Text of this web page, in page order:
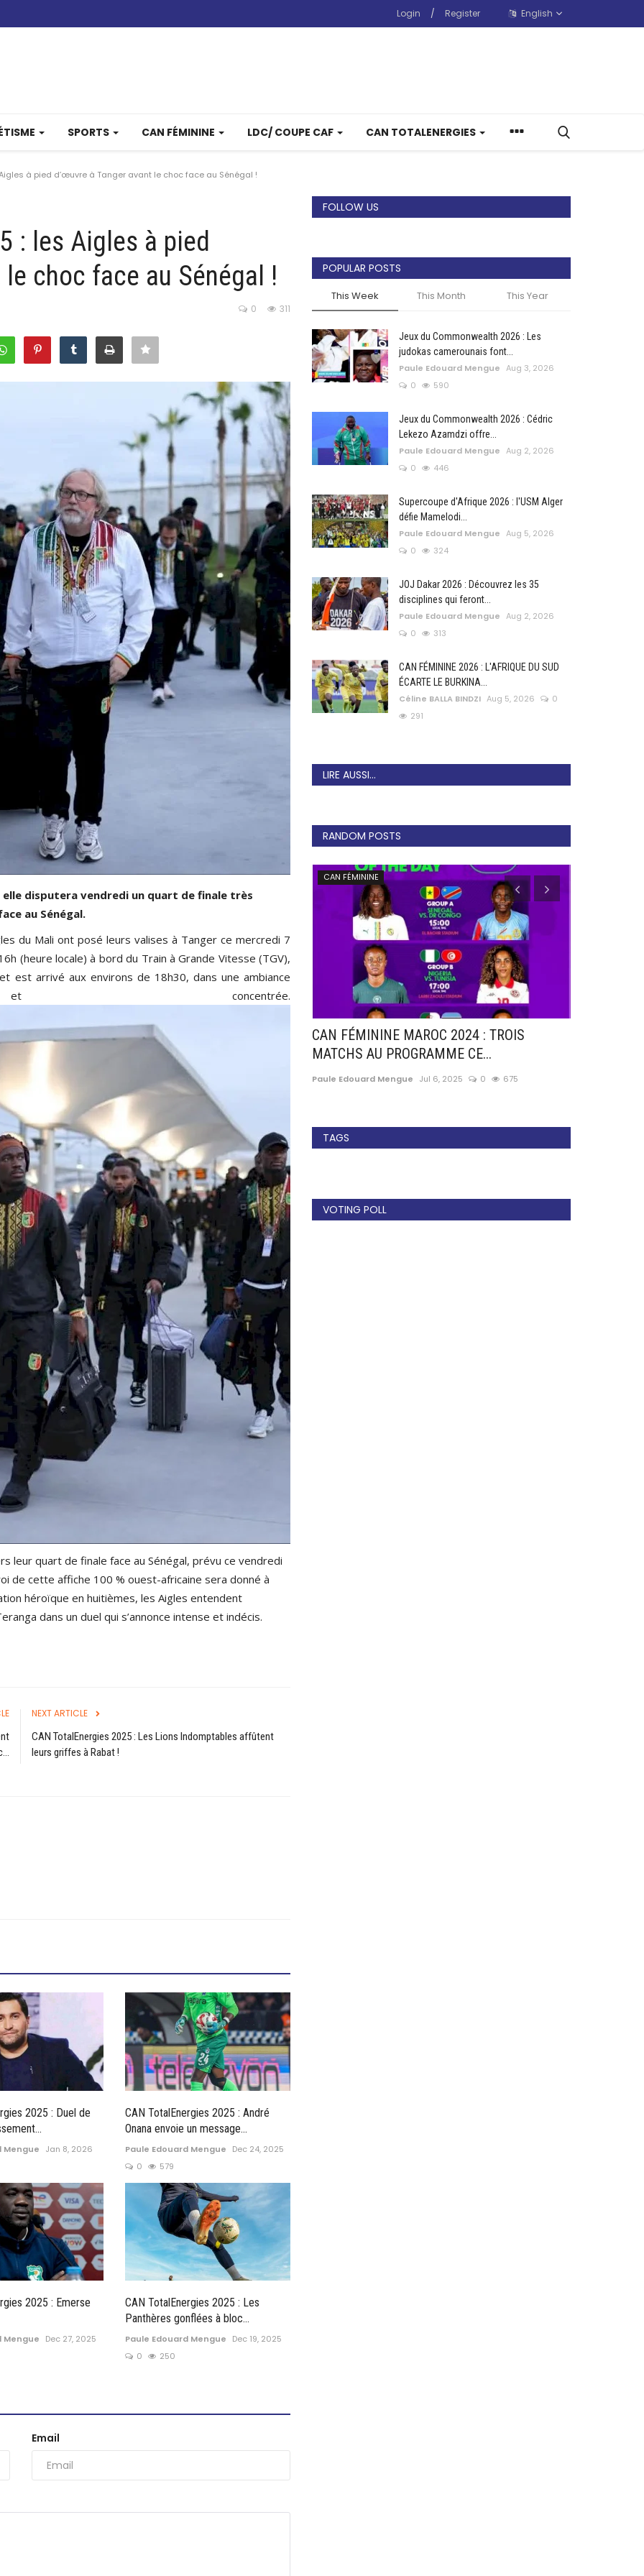
Login / Register English
SPORTS CAN FÉMININE LDC/ COUPE CAF CAN TOTALENERGIES
à pied d’œuvre à Tanger avant le choc face au Sénégal !
: les Aigles à pied
choc face au Sénégal !
311
0
disputera vendredi un quart de finale très
au Sénégal.
du Mali ont posé leurs valises à Tanger ce mercredi 7
(heure locale) à bord du Train à Grande Vitesse (TGV),
est arrivé aux environs de 18h30, dans une ambiance
concentrée.
leur quart de finale face au Sénégal, prévu ce vendredi
de cette affiche 100 % ouest-africaine sera donné à
héroïque en huitièmes, les Aigles entendent
dans un duel qui s’annonce intense et indécis.
NEXT ARTICLE
CAN TotalEnergies 2025 : Les Lions Indomptables affûtent
leurs griffes à Rabat !
2025 : Duel de
Mengue
Jan 8, 2026
CAN TotalEnergies 2025 : André
Onana envoie un message...
Paule Edouard Mengue
Dec 24, 2025
0
579
2025 : Emerse
Mengue
Dec 27, 2025
CAN TotalEnergies 2025 : Les
Panthères gonflées à bloc...
Paule Edouard Mengue
Dec 19, 2025
0
250
Email
FOLLOW US
POPULAR POSTS
This Week This Month This Year
Jeux du Commonwealth 2026 : Les
judokas camerounais font...
Paule Edouard Mengue Aug 3, 2026
0
590
Jeux du Commonwealth 2026 : Cédric
Lekezo Azamdzi offre...
Paule Edouard Mengue Aug 2, 2026
0
446
Supercoupe d'Afrique 2026 : l'USM Alger
défie Mamelodi...
Paule Edouard Mengue Aug 5, 2026
0
324
JOJ Dakar 2026 : Découvrez les 35
disciplines qui feront...
Paule Edouard Mengue Aug 2, 2026
0
313
CAN FÉMININE 2026 : L'AFRIQUE DU SUD
ÉCARTE LE BURKINA...
Céline BALLA BINDZI Aug 5, 2026
0
291
LIRE AUSSI...
RANDOM POSTS
de
CAF
Partenariat : Suzuki le nouvel associé de la
Nov 11, 2025
CAN FÉMININE
CAN FÉMININE MAROC 2024 : TROIS
MATCHS AU PROGRAMME CE...
Paule Edouard Mengue Jul 6, 2025 0 675
TAGS
VOTING POLL